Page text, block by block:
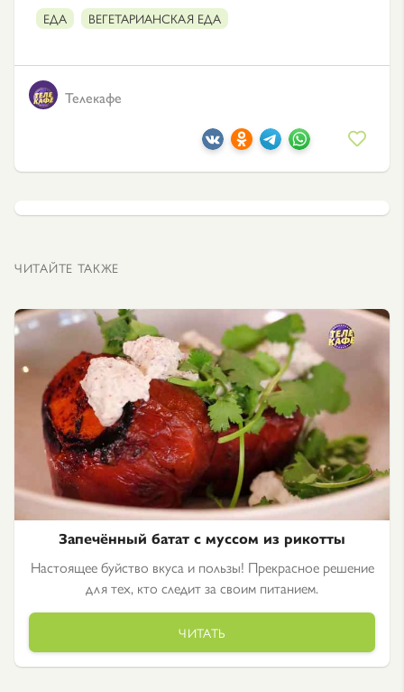
ЕДА ВЕГЕТАРИАНСКАЯ ЕДА
Телекафе
ЧИТАЙТЕ ТАКЖЕ
Запечённый батат с муссом из рикотты
Настоящее буйство вкуса и пользы! Прекрасное решение
для тех, кто следит за своим питанием.
ЧИТАТЬ